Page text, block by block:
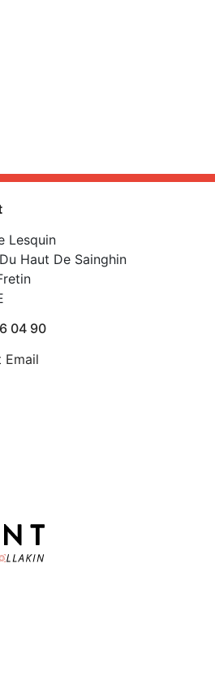
Lesquin
Haut De Sainghin
04 90
Email